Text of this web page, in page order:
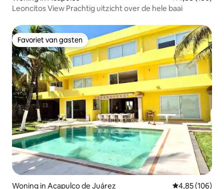
Leoncitos View Prachtig uitzicht over de hele baai
Favoriet van gasten
Favoriet van gasten
Woning in Acapulco de Juárez Gemiddelde
4,85 (106)